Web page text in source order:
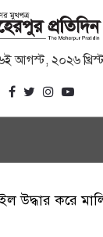
আগস্ট, ২০২৬
উদ্ধার করে